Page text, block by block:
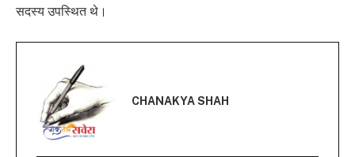
सदस्य उपस्थित थे।
CHANAKYA SHAH